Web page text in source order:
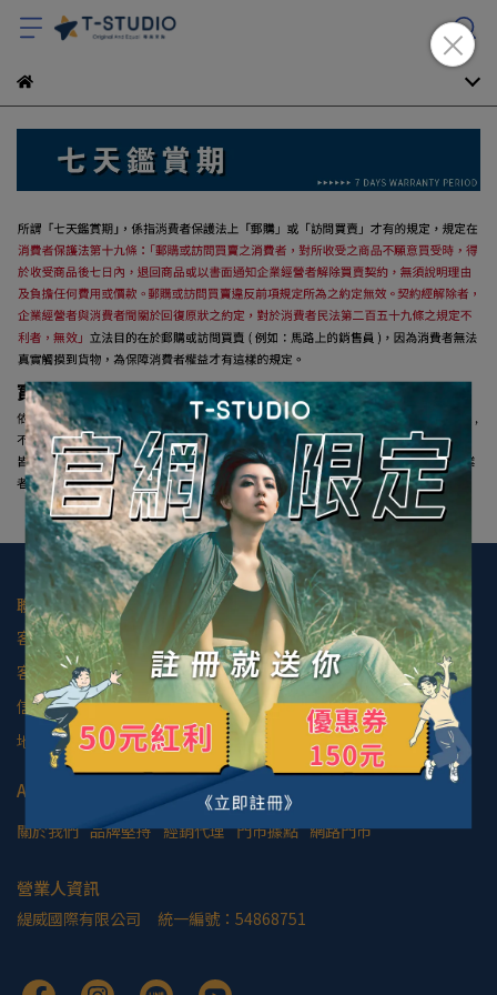
聯絡資訊
客服專線：市話 (02) 2977-5580、行動 0922-466-580
客服時間：週一至週五 09:00-18:00
信箱：service@t-studio.info
地址：新北市三重區成功路73巷19號
About us
關於我們 品牌堅持 經銷代理 門市據點 網路門市
營業人資訊
緹威國際有限公司     統一編號：54868751